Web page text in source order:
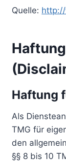
Quelle:
Haftung
Als
TMG für
den
§§ 8 bis 10